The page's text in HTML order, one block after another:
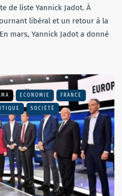
de liste Yannick Jadot. À
libéral et un retour à la
mars, Yannick Jadot a donné
ECONOMIE FRANCE
SOCIÉTÉ